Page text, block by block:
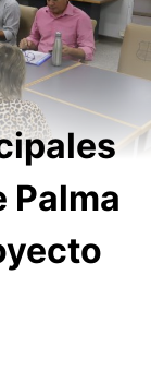
Palma